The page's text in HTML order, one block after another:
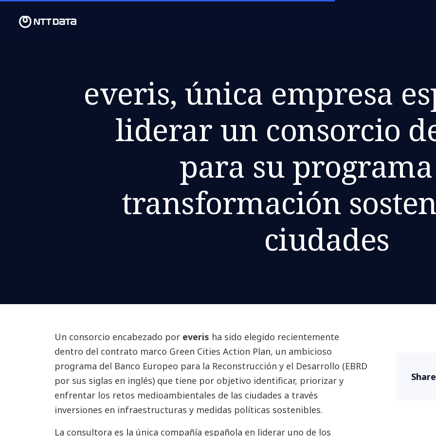
everis, única empresa
liderar un consorcio
para su
transformación
ciudades
Un consorcio encabezado por everis ha sido elegido recientemente
dentro del contrato marco Green Cities Action Plan, un ambicioso
programa del Banco Europeo para la Reconstrucción y el Desarrollo (EBRD
por sus siglas en inglés) que tiene por objetivo identificar, priorizar y
enfrentar los retos medioambientales de las ciudades a través
inversiones en infraestructuras y medidas políticas sostenibles.
La consultora es la única compañía española en liderar uno de los